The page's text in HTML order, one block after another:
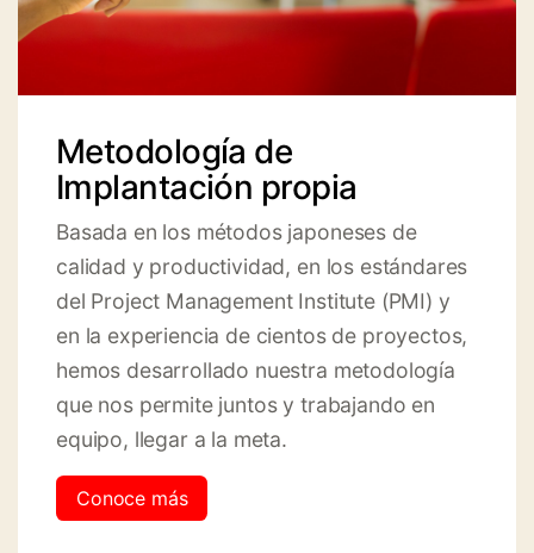
Metodología de
Implantación propia
Basada en los métodos japoneses de
calidad y productividad, en los estándares
del Project Management Institute (PMI) y
en la experiencia de cientos de proyectos,
hemos desarrollado nuestra metodología
que nos permite juntos y trabajando en
equipo, llegar a la meta.
Conoce más